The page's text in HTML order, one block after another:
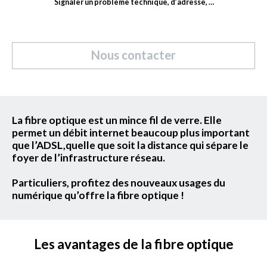
Signaler un problème technique, d’adresse, …
Nous contacter
La fibre optique est un mince fil de verre. Elle
permet un débit internet beaucoup plus important
que l’ADSL,quelle que soit la distance qui sépare le
foyer de l’infrastructure réseau.
Particuliers, profitez des nouveaux usages du
numérique qu’offre la fibre optique !
Les avantages de la fibre optique